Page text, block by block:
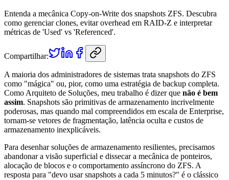
Entenda a mecânica Copy-on-Write dos snapshots ZFS. Descubra
como gerenciar clones, evitar overhead em RAID-Z e interpretar
métricas de 'Used' vs 'Referenced'.
Compartilhar:
A maioria dos administradores de sistemas trata snapshots do ZFS
como "mágica" ou, pior, como uma estratégia de backup completa.
Como Arquiteto de Soluções, meu trabalho é dizer que não é bem
assim. Snapshots são primitivas de armazenamento incrivelmente
poderosas, mas quando mal compreendidos em escala de Enterprise,
tornam-se vetores de fragmentação, latência oculta e custos de
armazenamento inexplicáveis.
Para desenhar soluções de armazenamento resilientes, precisamos
abandonar a visão superficial e dissecar a mecânica de ponteiros,
alocação de blocos e o comportamento assíncrono do ZFS. A
resposta para "devo usar snapshots a cada 5 minutos?" é o clássico